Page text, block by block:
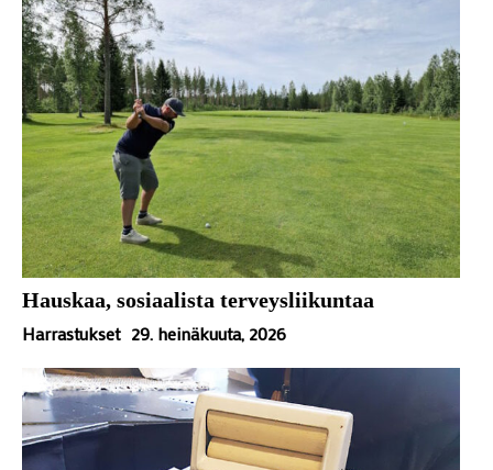
Hauskaa, sosiaalista terveysliikuntaa
Harrastukset 29. heinäkuuta, 2026